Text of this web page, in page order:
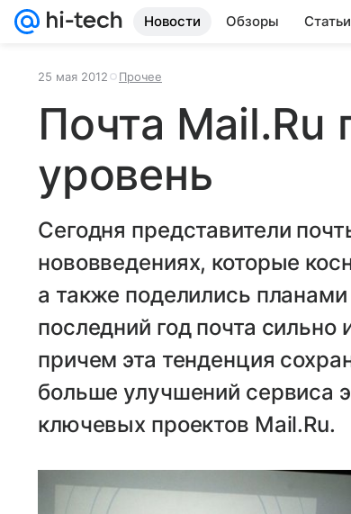
Новости Обзоры Статьи
25 мая 2012 Прочее
Почта
уровень
Сегодня представители
нововведениях, которые
а также поделились
последний год почта
причем эта тенденция
больше улучшений сервиса
ключевых проектов Mail.Ru.